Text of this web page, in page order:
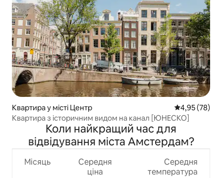
Квартира у місті Центр Середня
4,95 (78)
Квартира з історичним видом на канал [ЮНЕСКО]
Коли найкращий час для
відвідування міста Амстердам?
Місяць
Середня
ціна
Середня
температура